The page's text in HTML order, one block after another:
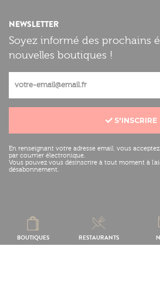
BOUTIQUES RESTAURANTS
NEWSLETTER
Soyez informé des prochains
nouvelles boutiques !
S'INSCRIRE
En renseignant votre adresse email, vous
par courrier électronique.
Vous pouvez vous désinscrire à tout moment à
désabonnement.
Mentions légales